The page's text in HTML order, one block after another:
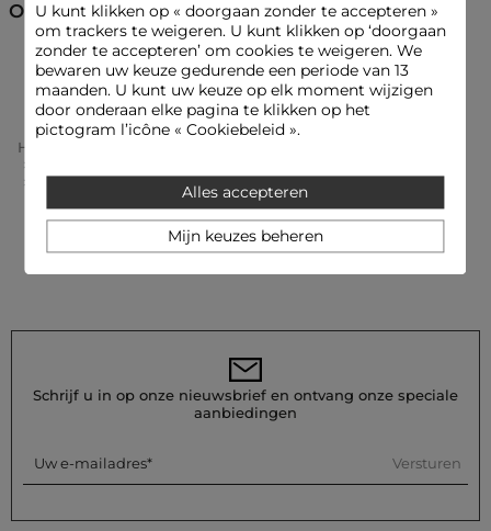
Knopen
Vloeiend
Overhemd
Look ideeën
Het vloeiende en getailleerde overhemd combineert prachtig
met een broek met hoge taille en pumps voor een
vrouwelijke en zelfverzekerde look.
Dit getailleerde bovenstuk accentueert een gestructureerde
broek van imitatieleer, gecombineerd met een kort
getailleerd jasje en een verfijnde schoudertas.
programma om de vezels te beschermen. Strijken is mogelijk:
doe dit op lage temperatuur (maximaal 110°) zonder stoom te
gebruiken, wat sterk wordt afgeraden. Vermijd de wasdroger,
die eveneens sterk wordt afgeraden, en geef de voorkeur aan
Referentie: 32536311033390992 252-CATHY
Categorie :Overhemden vrouw
Kleur :Overhemden vrouw blauw
Ontdek ook
Overhemden Overhemden en Blouses
Home
Vloeiende Blouse Met V-Hals Hemelsblauw Vrouw
Schrijf u in op onze nieuwsbrief en ontvang onze speciale
aanbiedingen
Uw e-mailadres Versturen
U kunt klikken op « doorgaan zonder te accepteren»
om trackers te weigeren. U kunt klikken op ‘doorgaan
zonder te accepteren’ om cookies te weigeren. We
bewaren uw keuze gedurende een periode van 13
maanden. U kunt uw keuze op elk moment wijzigen
door onderaan elke pagina te klikken op het
pictogram l’icône « Cookiebeleid ».
Alles accepteren
Mijn keuzes beheren